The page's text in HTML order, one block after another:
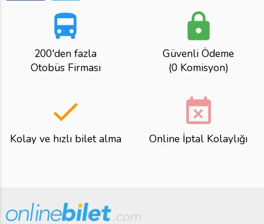
directions_bus
200'den fazla
Otobüs Firması
lock
Güvenli Ödeme
(0 Komisyon)
done
Kolay ve hızlı bilet alma
event_busy
Online İptal Kolaylığı